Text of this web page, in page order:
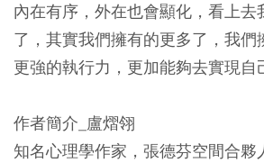
內在有序，外在也會顯化，看上去
了，其實我們擁有的更多了，我們
更強的執行力，更加能夠去實現自
作者簡介_盧熠翎
知名心理學作家，張德芬空間合夥